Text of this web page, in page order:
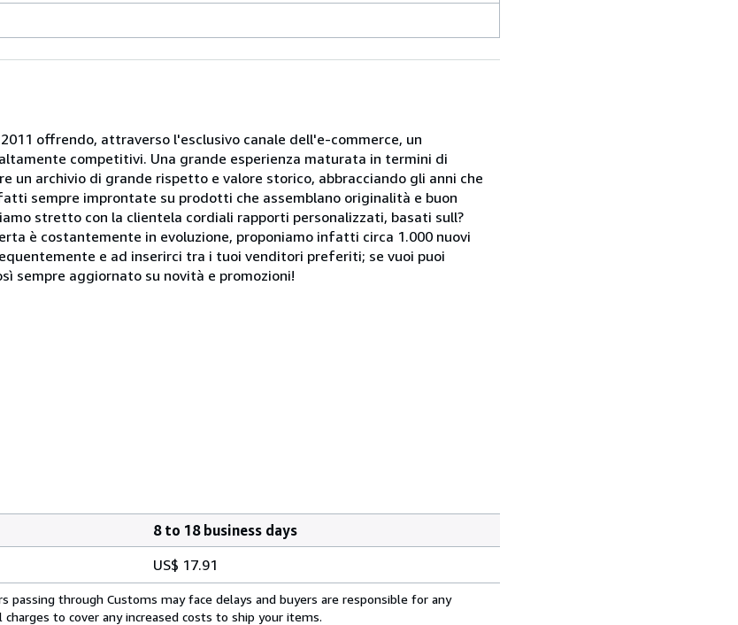
offrendo, attraverso l'esclusivo canale dell'e-commerce, un
competitivi. Una grande esperienza maturata in termini di
un archivio di grande rispetto e valore storico, abbracciando gli anni che
sempre improntate su prodotti che assemblano originalità e buon
stretto con la clientela cordiali rapporti personalizzati, basati sull?
è costantemente in evoluzione, proponiamo infatti circa 1.000 nuovi
e ad inserirci tra i tuoi venditori preferiti; se vuoi puoi
sempre aggiornato su novità e promozioni!
8 to 18 business days
US$ 17.91
passing through Customs may face delays and buyers are responsible for any
to cover any increased costs to ship your items.